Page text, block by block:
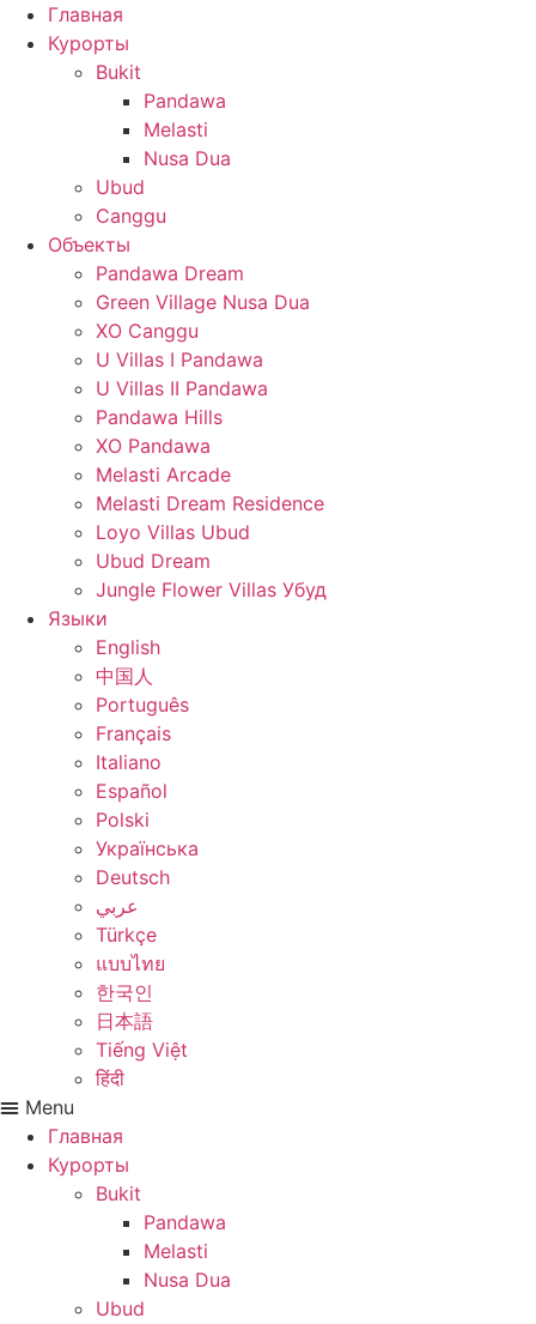
Главная
Курорты
Bukit
Pandawa
Melasti
Nusa Dua
Ubud
Canggu
Объекты
Pandawa Dream
Green Village Nusa Dua
XO Canggu
U Villas I Pandawa
U Villas II Pandawa
Pandawa Hills
XO Pandawa
Melasti Arcade
Melasti Dream Residence
Loyo Villas Ubud
Ubud Dream
Jungle Flower Villas Убуд
Языки
English
中国人
Português
Français
Italiano
Español
Polski
Українська
Deutsch
عربي
Türkçe
แบบไทย
한국인
日本語
Tiếng Việt
हिंदी
Menu
Главная
Курорты
Bukit
Pandawa
Melasti
Nusa Dua
Ubud